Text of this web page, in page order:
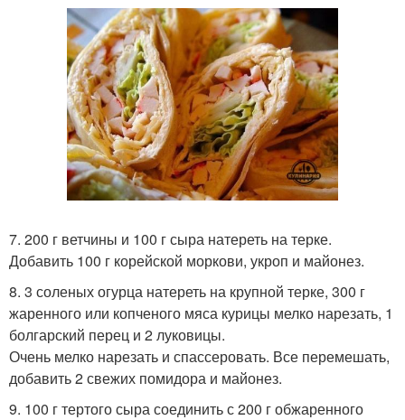
7. 200 г ветчины и 100 г сыра натереть на терке.
Добавить 100 г корейской моркови, укроп и майонез.
8. 3 соленых огурца натереть на крупной терке, 300 г
жаренного или копченого мяса курицы мелко нарезать, 1
болгарский перец и 2 луковицы.
Очень мелко нарезать и спассеровать. Все перемешать,
добавить 2 свежих помидора и майонез.
9. 100 г тертого сыра соединить с 200 г обжаренного